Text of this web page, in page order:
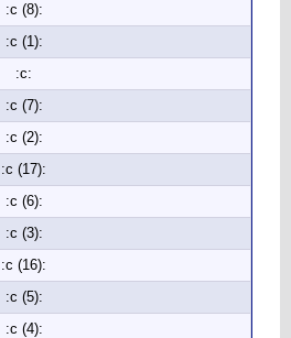
:c (8):
:c (1):
:c:
:c (7):
:c (2):
:c (17):
:c (6):
:c (3):
:c (16):
:c (5):
:c (4):